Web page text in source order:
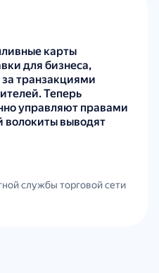
карты
для бизнеса,
транзакциями
Теперь
управляют правами
волокиты выводят
службы торговой сети